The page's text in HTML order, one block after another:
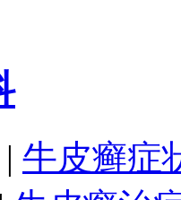
| 牛皮癣症